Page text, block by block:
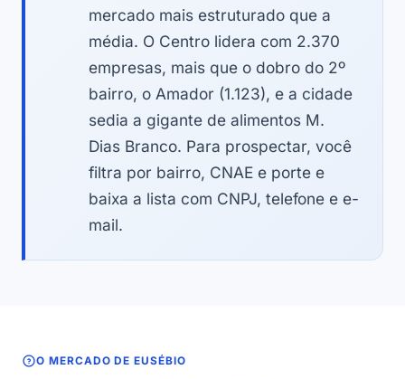
mercado mais estruturado que a
média. O Centro lidera com 2.370
empresas, mais que o dobro do 2º
bairro, o Amador (1.123), e a cidade
sedia a gigante de alimentos M.
Dias Branco. Para prospectar, você
filtra por bairro, CNAE e porte e
baixa a lista com CNPJ, telefone e e-
mail.
O MERCADO DE EUSÉBIO